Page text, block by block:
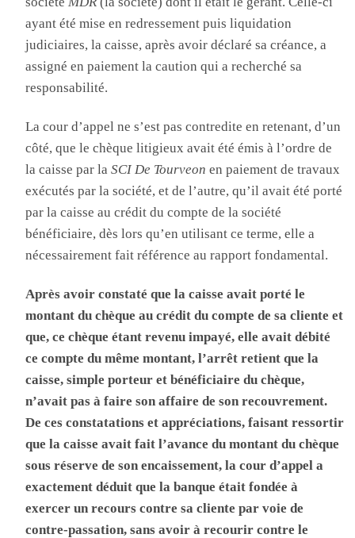
ayant été mise en redressement puis liquidation
judiciaires, la caisse, après avoir déclaré sa créance, a
assigné en paiement la caution qui a recherché sa
responsabilité.
La cour d’appel ne s’est pas contredite en retenant, d’un
côté, que le chèque litigieux avait été émis à l’ordre de
la caisse par laSCI De Tourveon en paiement de travaux
exécutés par la société, et de l’autre, qu’il avait été porté
par la caisse au crédit du compte de la société
bénéficiaire, dès lors qu’en utilisant ce terme, elle a
nécessairement fait référence au rapport fondamental.
Après avoir constaté que la caisse avait porté le
montant du chèque au crédit du compte de sa cliente et
que, ce chèque étant revenu impayé, elle avait débité
ce compte du même montant, l’arrêt retient que la
caisse, simple porteur et bénéficiaire du chèque,
n’avait pas à faire son affaire de son recouvrement.
De ces constatations et appréciations, faisant ressortir
que la caisse avait fait l’avance du montant du chèque
sous réserve de son encaissement, la cour d’appel a
exactement déduit que la banque était fondée à
exercer un recours contre sa cliente par voie de
contre-passation, sans avoir à recourir contre le